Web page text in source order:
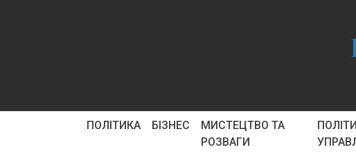
ПОЛІТИКА БІЗНЕС
МИСТЕЦТВО ТА
РОЗВАГИ